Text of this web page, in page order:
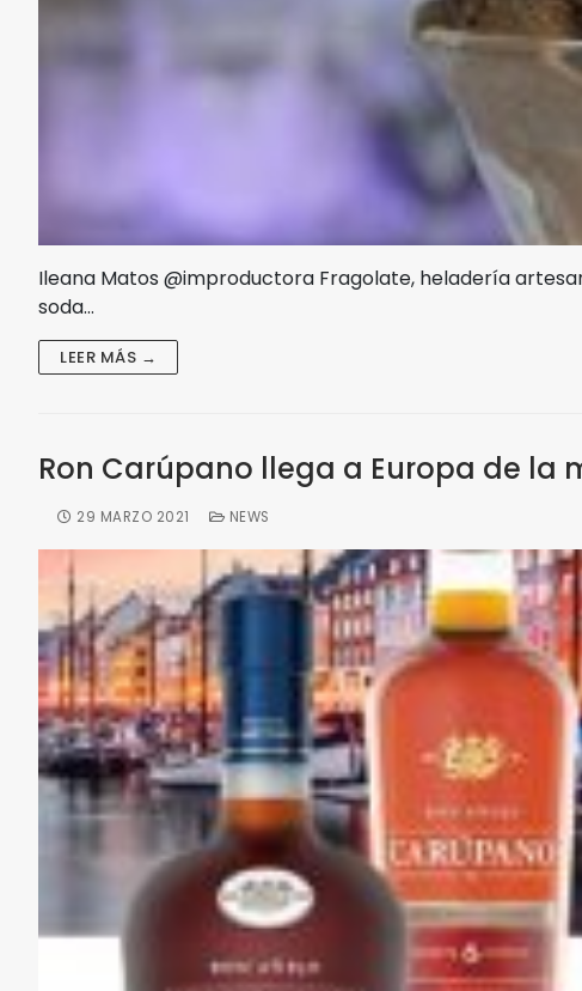
Ileana Matos @improductora Fragolate, heladería
soda…
LEER MÁS →
Ron Carúpano llega a Europa de
29 MARZO 2021 NEWS